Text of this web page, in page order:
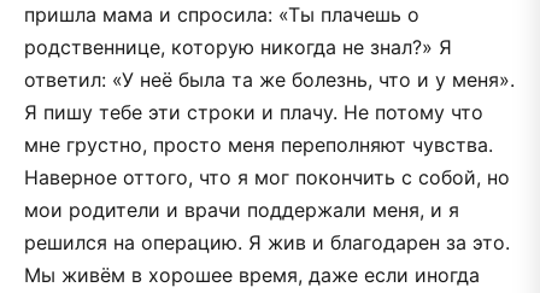
пришла мама и спросила: «Ты плачешь о
родственнице, которую никогда не знал?» Я
ответил: «У неё была та же болезнь, что и у меня».
Я пишу тебе эти строки и плачу. Не потому что
мне грустно, просто меня переполняют чувства.
Наверное оттого, что я мог покончить с собой, но
мои родители и врачи поддержали меня, и я
решился на операцию. Я жив и благодарен за это.
Мы живём в хорошее время, даже если иногда